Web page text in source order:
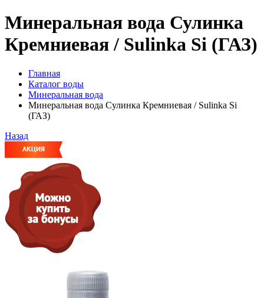
Минеральная вода Сулинка
Кремниевая / Sulinka Si (ГАЗ)
Главная
Каталог воды
Минеральная вода
Минеральная вода Сулинка Кремниевая / Sulinka Si
(ГАЗ)
Назад